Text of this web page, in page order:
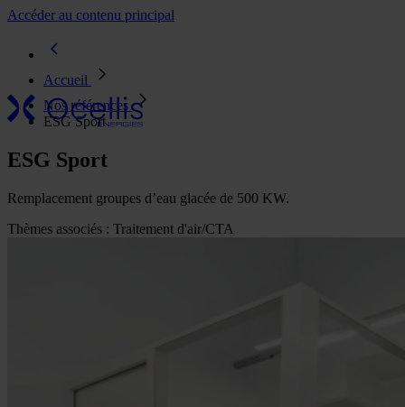
Accéder au contenu principal
secteurs
d'activité
Notre
entreprise
présence
Nos
références
Génie climatique / CVC
GTB & GTC
Accueil
Nos références
ESG Sport
ESG Sport
Remplacement groupes d’eau glacée de 500 KW.
Thèmes associés : Traitement d'air/CTA